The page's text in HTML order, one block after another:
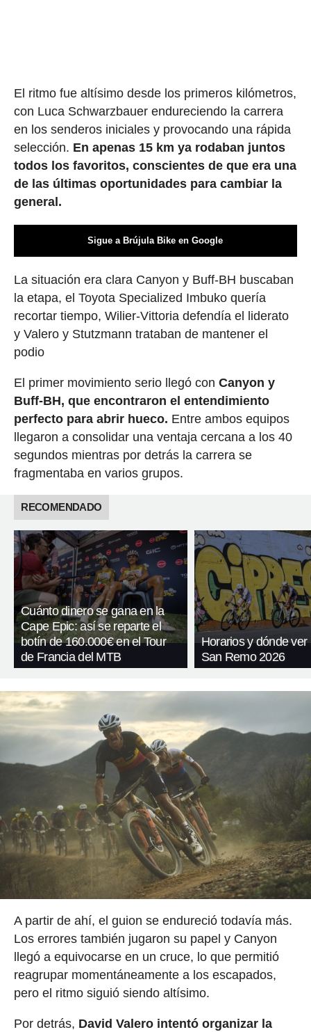
El ritmo fue altísimo desde los primeros kilómetros,
con Luca Schwarzbauer endureciendo la carrera
en los senderos iniciales y provocando una rápida
selección. En apenas 15 km ya rodaban juntos
todos los favoritos, conscientes de que era una
de las últimas oportunidades para cambiar la
general.
Sigue a Brújula Bike en Google
La situación era clara Canyon y Buff-BH buscaban
la etapa, el Toyota Specialized Imbuko quería
recortar tiempo, Wilier-Vittoria defendía el liderato
y Valero y Stutzmann trataban de mantener el
podio
El primer movimiento serio llegó con Canyon y
Buff-BH, que encontraron el entendimiento
perfecto para abrir hueco. Entre ambos equipos
llegaron a consolidar una ventaja cercana a los 40
segundos mientras por detrás la carrera se
fragmentaba en varios grupos.
RECOMENDADO
Cuánto dinero se gana en la
Cape Epic: así se reparte el
botín de 160.000€ en el Tour
de Francia del MTB
Horarios y dónde ver
San Remo 2026
A partir de ahí, el guion se endureció todavía más.
Los errores también jugaron su papel y Canyon
llegó a equivocarse en un cruce, lo que permitió
reagrupar momentáneamente a los escapados,
pero el ritmo siguió siendo altísimo.
Por detrás, David Valero intentó organizar la